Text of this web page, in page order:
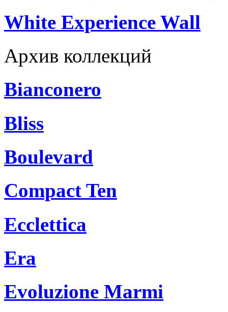
White Experience Wall
Архив коллекций
Bianconero
Bliss
Boulevard
Compact Ten
Ecclettica
Era
Evoluzione Marmi